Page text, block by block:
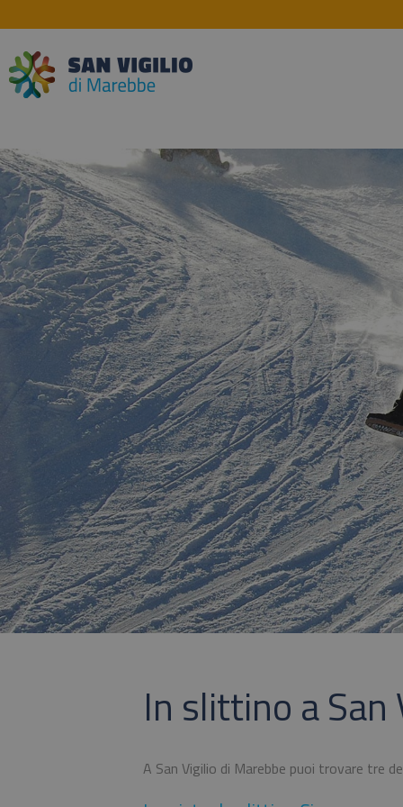
In slittino a San
A San Vigilio di Marebbe puoi trovare tre